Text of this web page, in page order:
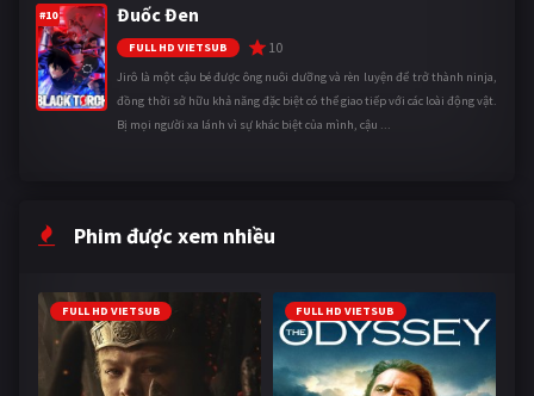
#10 Đuốc Đen
FULL HD VIETSUB 10
Jirô là một cậu bé được ông nuôi dưỡng và rèn luyện để trở thành ninja,
đồng thời sở hữu khả năng đặc biệt có thể giao tiếp với các loài động vật.
Bị mọi người xa lánh vì sự khác biệt của mình, cậu ...
Phim được xem nhiều
FULL HD VIETSUB FULL HD VIETSUB